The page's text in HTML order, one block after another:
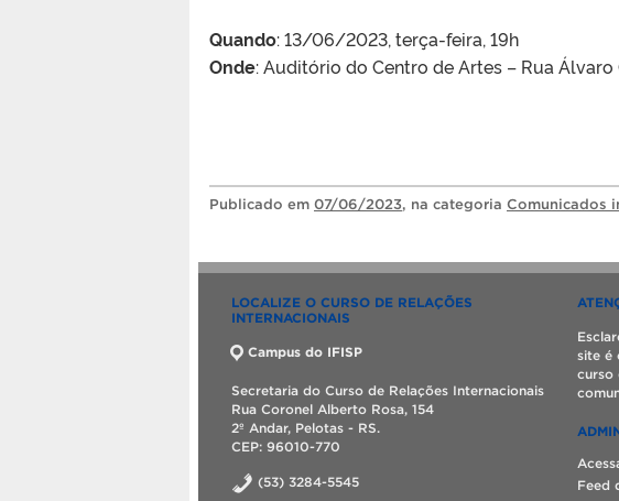
Quando: 13/06/2023, terça-feira, 19h
Onde: Auditório do Centro de Artes – Rua Álvaro
Publicado em 07/06/2023, na categoria Comunicados
LOCALIZE O CURSO DE RELAÇÕES
INTERNACIONAIS
Campus do IFISP
Secretaria do Curso de Relações Internacionais
Rua Coronel Alberto Rosa, 154
2º Andar, Pelotas - RS.
CEP: 96010-770
(53) 3284-5545
site é
curso
Feed